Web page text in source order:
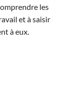
les
et à saisir
à eux.